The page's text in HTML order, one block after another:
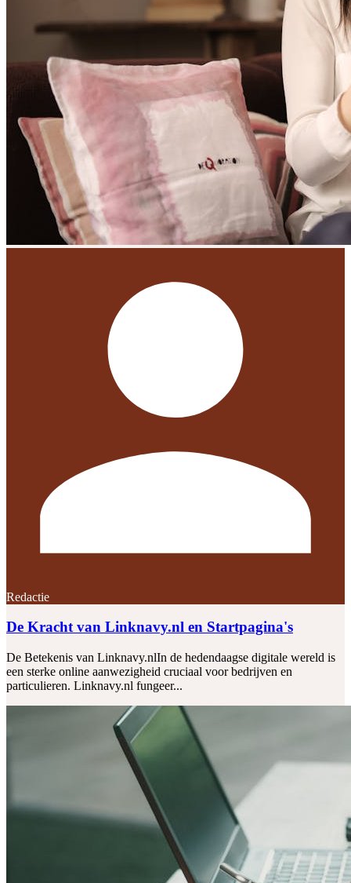
Redactie
De Kracht van Linknavy.nl en Startpagina's
De Betekenis van Linknavy.nlIn de hedendaagse digitale wereld is
een sterke online aanwezigheid cruciaal voor bedrijven en
particulieren. Linknavy.nl fungeer...